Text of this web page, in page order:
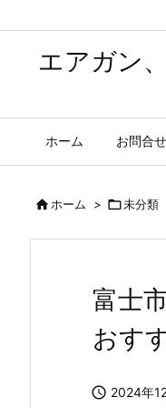
エアガン
ホーム お問合せ
ホーム > 未分類
富士
おす
 2024年